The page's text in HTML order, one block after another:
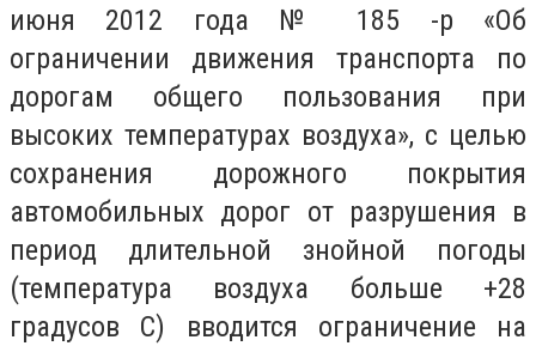
июня 2012 года № 185 -р «Об
ограничении движения транспорта по
дорогам общего пользования при
высоких температурах воздуха», с целью
сохранения дорожного покрытия
автомобильных дорог от разрушения в
период длительной знойной погоды
(температура воздуха больше +28
градусов С) вводится ограничение на